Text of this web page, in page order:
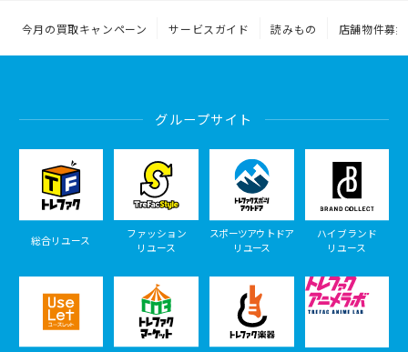
今月の買取キャンペーン サービスガイド 読みもの 店舗物件募集
グループサイト
総合リユース
ファッション
リユース
スポーツアウトドア
リユース
ハイブランド
リユース